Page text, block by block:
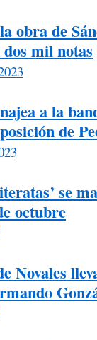
obra de
mil notas
a la
de
se
octubre
Novales